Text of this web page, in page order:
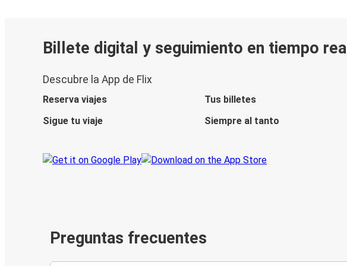
Billete digital y seguimiento en tiempo real
Descubre la App de Flix
Reserva viajes
Tus billetes
Sigue tu viaje
Siempre al tanto
Preguntas frecuentes